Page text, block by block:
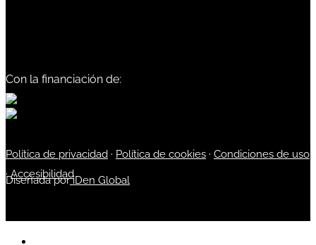
Con la financiación de:
Política de privacidad · Política de cookies · Condiciones de uso
·Accesibilidad
Diseñada poriDen Global